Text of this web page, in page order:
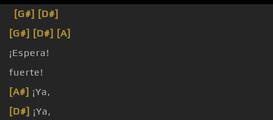
[G#] [D#]
[G#] [D#] [A]
¡Espera!
fuerte!
[A#] ¡Ya,
[D#] ¡Ya,